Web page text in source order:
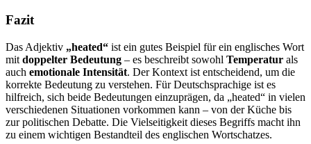
Fazit
Das Adjektiv „heated“ ist ein gutes Beispiel für ein englisches Wort
mit doppelter Bedeutung – es beschreibt sowohl Temperatur als
auch emotionale Intensität. Der Kontext ist entscheidend, um die
korrekte Bedeutung zu verstehen. Für Deutschsprachige ist es
hilfreich, sich beide Bedeutungen einzuprägen, da „heated“ in vielen
verschiedenen Situationen vorkommen kann – von der Küche bis
zur politischen Debatte. Die Vielseitigkeit dieses Begriffs macht ihn
zu einem wichtigen Bestandteil des englischen Wortschatzes.